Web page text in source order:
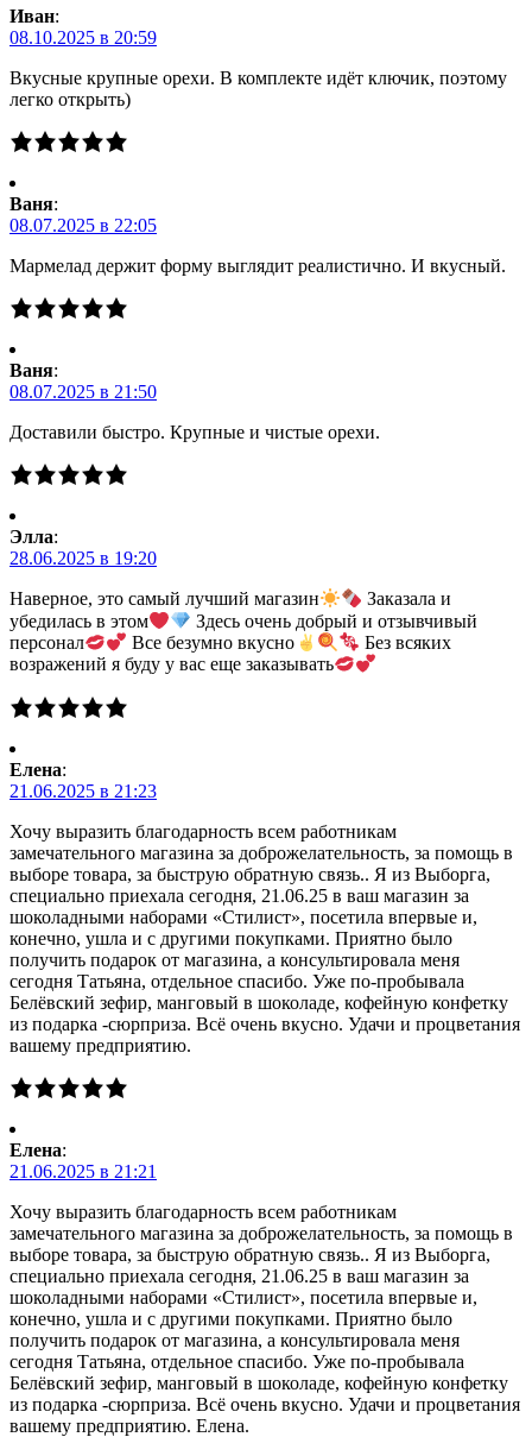
Иван:
08.10.2025 в 20:59
Вкусные крупные орехи. В комплекте идёт ключик, поэтому
легко открыть)
Ваня:
08.07.2025 в 22:05
Мармелад держит форму выглядит реалистично. И вкусный.
Ваня:
08.07.2025 в 21:50
Доставили быстро. Крупные и чистые орехи.
Элла:
28.06.2025 в 19:20
Наверное, это самый лучший магазин
Заказала и
убедилась в этом
Здесь очень добрый и отзывчивый
персонал
Все безумно вкусно
Без всяких
возражений я буду у вас еще заказывать
Елена:
21.06.2025 в 21:23
Хочу выразить благодарность всем работникам
замечательного магазина за доброжелательность, за помощь в
выборе товара, за быструю обратную связь.. Я из Выборга,
специально приехала сегодня, 21.06.25 в ваш магазин за
шоколадными наборами «Стилист», посетила впервые и,
конечно, ушла и с другими покупками. Приятно было
получить подарок от магазина, а консультировала меня
сегодня Татьяна, отдельное спасибо. Уже по-пробывала
Белёвский зефир, манговый в шоколаде, кофейную конфетку
из подарка -сюрприза. Всё очень вкусно. Удачи и процветания
вашему предприятию.
Елена:
21.06.2025 в 21:21
Хочу выразить благодарность всем работникам
замечательного магазина за доброжелательность, за помощь в
выборе товара, за быструю обратную связь.. Я из Выборга,
специально приехала сегодня, 21.06.25 в ваш магазин за
шоколадными наборами «Стилист», посетила впервые и,
конечно, ушла и с другими покупками. Приятно было
получить подарок от магазина, а консультировала меня
сегодня Татьяна, отдельное спасибо. Уже по-пробывала
Белёвский зефир, манговый в шоколаде, кофейную конфетку
из подарка -сюрприза. Всё очень вкусно. Удачи и процветания
вашему предприятию. Елена.